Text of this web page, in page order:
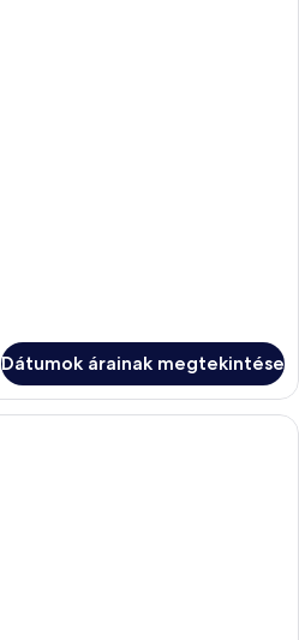
Dátumok árainak megtekintése